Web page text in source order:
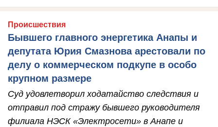
Происшествия
Бывшего главного энергетика Анапы и
депутата Юрия Смазнова арестовали по
делу о коммерческом подкупе в особо
крупном размере
Суд удовлетворил ходатайство следствия и
отправил под стражу бывшего руководителя
филиала НЭСК «Электросети» в Анапе и